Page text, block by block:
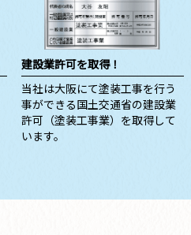
建設業許可を取得！
当社は大阪にて塗装工事を行う
事ができる国土交通省の建設業
許可（塗装工事業）を取得して
います。